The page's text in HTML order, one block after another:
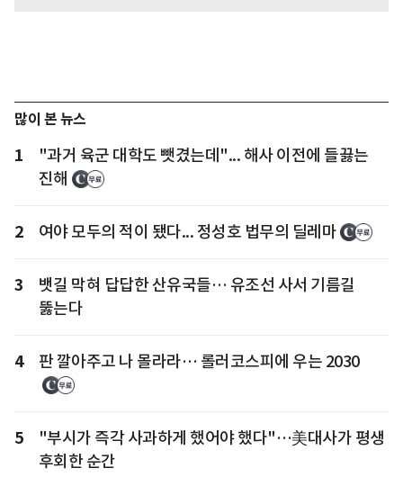
많이 본 뉴스
1
"과거 육군 대학도 뺏겼는데"... 해사 이전에 들끓는
진해
2 여야 모두의 적이 됐다... 정성호 법무의 딜레마
3
뱃길 막혀 답답한 산유국들… 유조선 사서 기름길
뚫는다
4 판 깔아주고 나 몰라라… 롤러코스피에 우는 2030
5
"부시가 즉각 사과하게 했어야 했다"…美대사가 평생
후회한 순간